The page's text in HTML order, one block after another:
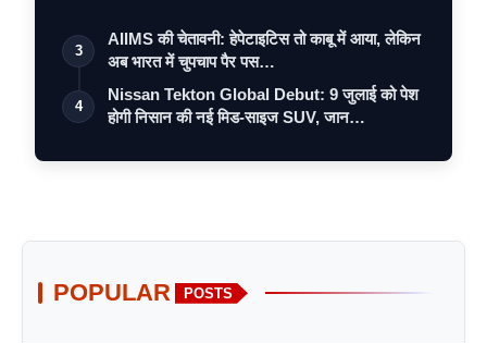
3
AIIMS की चेतावनी: हेपेटाइटिस तो काबू में आया, लेकिन
अब भारत में चुपचाप पैर पस…
4
Nissan Tekton Global Debut: 9 जुलाई को पेश
होगी निसान की नई मिड-साइज SUV, जान…
POPULAR POSTS